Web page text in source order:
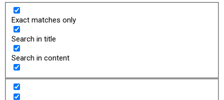
Exact matches only
Search in title
Search in content